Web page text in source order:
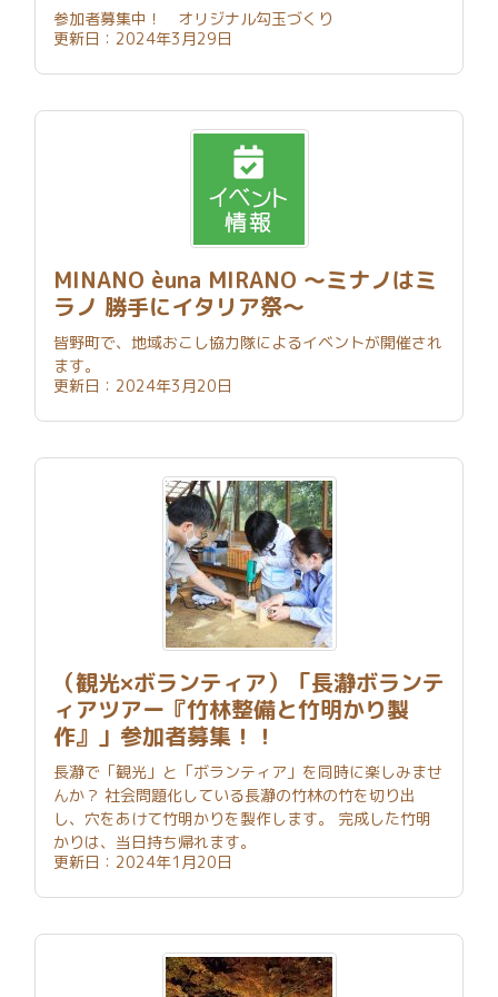
参加者募集中！ オリジナル勾玉づくり
更新日：2024年3月29日
MINANO èuna MIRANO ～ミナノはミ
ラノ 勝手にイタリア祭～
皆野町で、地域おこし協力隊によるイベントが開催され
ます。
更新日：2024年3月20日
（観光×ボランティア）「長瀞ボランテ
ィアツアー『竹林整備と竹明かり製
作』」参加者募集！！
長瀞で「観光」と「ボランティア」を同時に楽しみませ
んか？ 社会問題化している長瀞の竹林の竹を切り出
し、穴をあけて竹明かりを製作します。 完成した竹明
かりは、当日持ち帰れます。
更新日：2024年1月20日